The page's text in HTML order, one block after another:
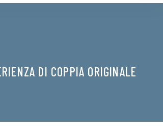
DI COPPIA ORIGINALE